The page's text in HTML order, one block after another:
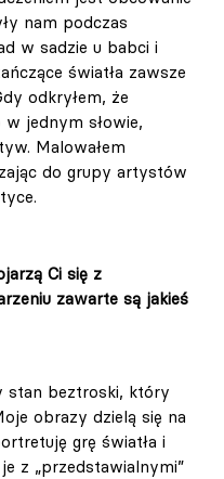
nam podczas
w sadzie u babci i
światła zawsze
odkryłem, że
jednym słowie,
Malowałem
do grupy artystów
Ci się z
zawarte są jakieś
stan beztroski, który
obrazy dzielą się na
grę światła i
z „przedstawialnymi”